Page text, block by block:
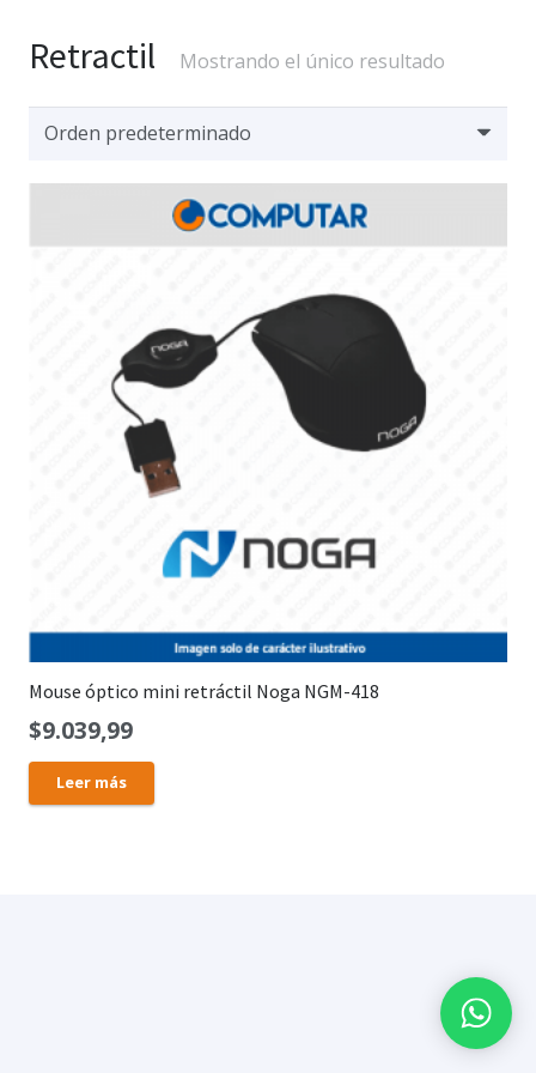
Retractil Mostrando el único resultado
Mouse óptico mini retráctil Noga NGM-418
$9.039,99
Leer más